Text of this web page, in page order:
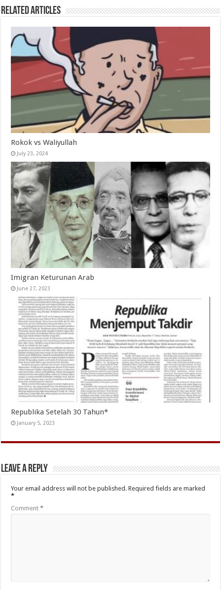
Related Articles
Rokok vs Waliyullah
July 23, 2024
Imigran Keturunan Arab
June 27, 2023
Republika Setelah 30 Tahun*
January 5, 2023
Leave a Reply
Your email address will not be published. Required fields are marked
*
Comment*